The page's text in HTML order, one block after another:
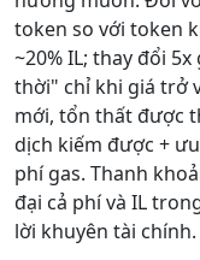
token so với token
~20% IL; thay đổi
thời" chỉ khi giá trở
mới, tổn thất được
dịch kiếm được +
phí gas. Thanh
đại cả phí và IL
lời khuyên tài chính.